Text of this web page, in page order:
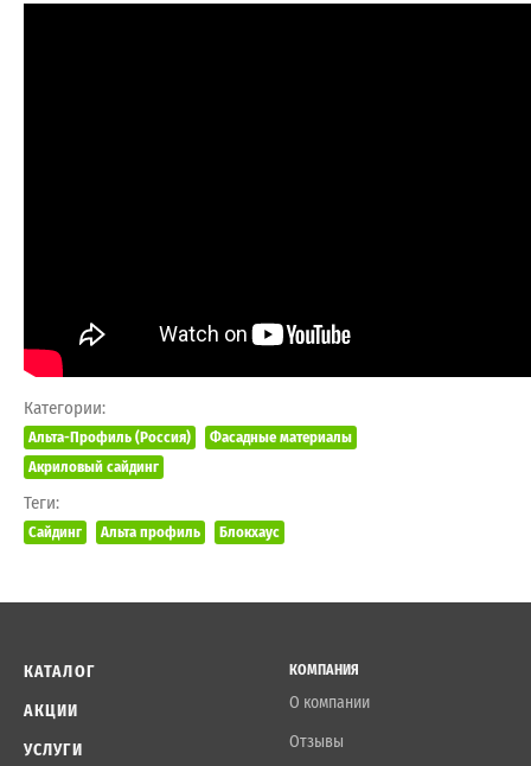
Категории:
Альта-Профиль (Россия)
Фасадные материалы
Акриловый сайдинг
Теги:
Сайдинг Альта профиль Блокхаус
КАТАЛОГ
АКЦИИ
УСЛУГИ
КОМПАНИЯ
О компании
Отзывы